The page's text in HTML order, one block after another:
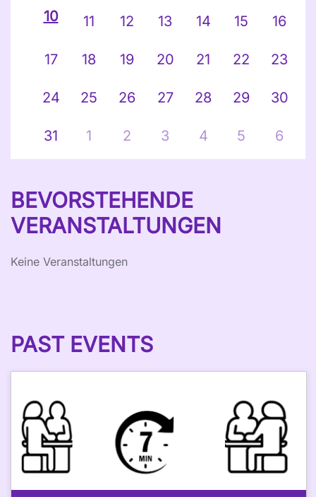
10
11 12 13 14 15 16
17 18 19 20 21 22 23
24 25 26 27 28 29 30
31 1 2 3 4 5 6
BEVORSTEHENDE
VERANSTALTUNGEN
Keine Veranstaltungen
PAST EVENTS